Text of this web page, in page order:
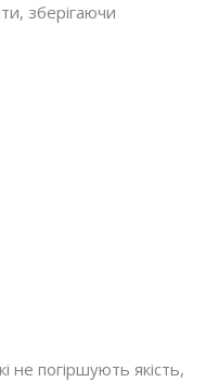
зберігаючи
не погіршують якість,